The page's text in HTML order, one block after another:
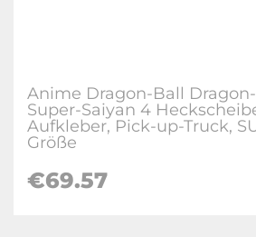
Anime Dragon-Ball
Super-Saiyan 4
Aufkleber, Pick-up-Truck,
Größe
€69.57